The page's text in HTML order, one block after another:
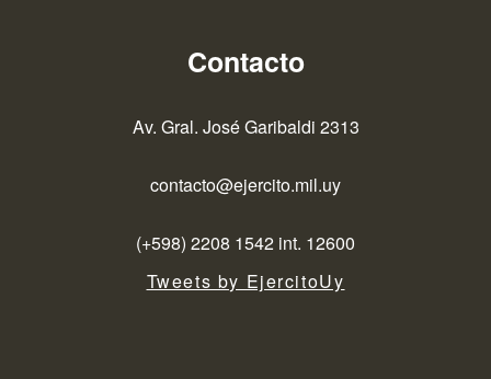
Contacto
Av. Gral. José Garibaldi 2313
contacto@ejercito.mil.uy
(+598) 2208 1542 int. 12600
Tweets by EjercitoUy